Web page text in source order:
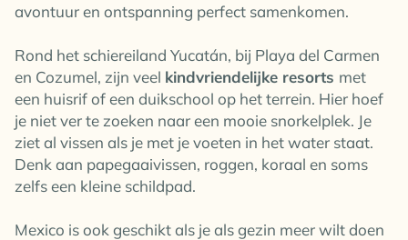
avontuur en ontspanning perfect samenkomen.
Rond het schiereiland Yucatán, bij Playa del Carmen
en Cozumel, zijn veel kindvriendelijke resorts met
een huisrif of een duikschool op het terrein. Hier hoef
je niet ver te zoeken naar een mooie snorkelplek. Je
ziet al vissen als je met je voeten in het water staat.
Denk aan papegaaivissen, roggen, koraal en soms
zelfs een kleine schildpad.
Mexico is ook geschikt als je als gezin meer wilt doen